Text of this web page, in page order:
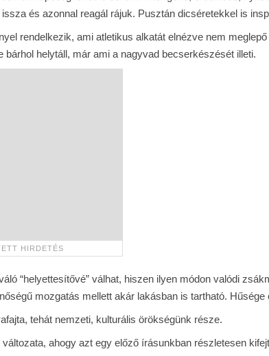
és azonnal reagál rájuk. Pusztán dicséretekkel is
rendelkezik, ami atletikus alkatát elnézve nem
bárhol helytáll, már ami a nagyvad becserkészését illeti.
“helyettesítővé” válhat, hiszen ilyen módon valódi
mozgatás mellett akár lakásban is tartható.
tehát nemzeti, kulturális örökségünk része.
ahogy azt egy előző írásunkban részletesen